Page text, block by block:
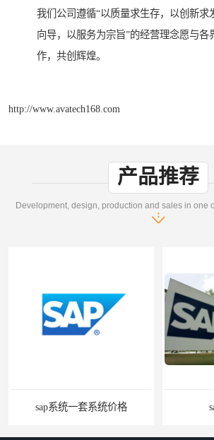
我们公司遵循“以质量求生存，以创新求
向导，以服务为宗旨”的经营理念愿与各
作，共创辉煌。
http://www.avatech168.com
产品推荐
sap系统售价